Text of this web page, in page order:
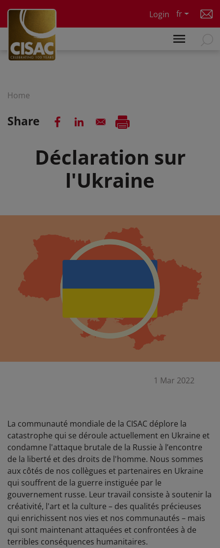
Login
fr
Home
Share
Déclaration sur
l'Ukraine
1 Mar 2022
La communauté mondiale de la CISAC déplore la
catastrophe qui se déroule actuellement en Ukraine et
condamne l'attaque brutale de la Russie à l’encontre
de la liberté et des droits de l'homme. Nous sommes
aux côtés de nos collègues et partenaires en Ukraine
qui souffrent de la guerre instiguée par le
gouvernement russe. Leur travail consiste à soutenir la
créativité, l'art et la culture – des qualités précieuses
qui enrichissent nos vies et nos communautés – mais
qui sont maintenant attaquées et confrontées à de
terribles conséquences humanitaires.